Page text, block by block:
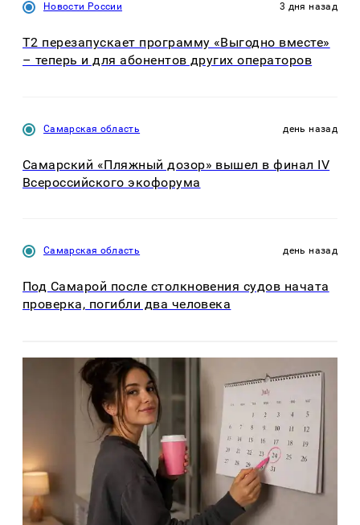
Новости России 3 дня назад
Т2 перезапускает программу «Выгодно вместе»
– теперь и для абонентов других операторов
Самарская область день назад
Самарский «Пляжный дозор» вышел в финал IV
Всероссийского экофорума
Самарская область день назад
Под Самарой после столкновения судов начата
проверка, погибли два человека